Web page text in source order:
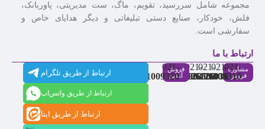
مجموعه شامل سررسید، تقویم، ماگ، ست مدیریتی، پاوربانک،
فلش، خودکار، صنایع دستی تبلیغاتی و دیگر هدایای خاص و
سفارشی است.
ارتباط با ما
مشاوره
فروش
021-
91009310
021-
86126036
021-
86126506
021-
88537803
فروش
آنلاین
021-
91009320
ارتباط از طریق تلگرام
ارتباط از طریق واتس‌اپ
ارتباط از طریق ایتا